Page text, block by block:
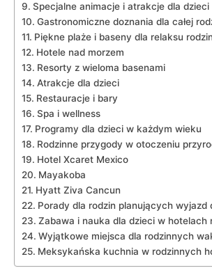
Specjalne animacje i atrakcje dla dzieci
Gastronomiczne doznania dla całej
Piękne plaże i baseny dla relaksu
Hotele nad morzem
Resorty z wieloma basenami
Atrakcje dla dzieci
Restauracje i bary
Spa i wellness
Programy dla dzieci w każdym wieku
Rodzinne przygody w otoczeniu
Hotel Xcaret Mexico
Mayakoba
Hyatt Ziva Cancun
Porady dla rodzin planujących wyjazd
Zabawa i nauka dla dzieci w hotelach
Wyjątkowe miejsca dla rodzinnych
Meksykańska kuchnia w rodzinnych